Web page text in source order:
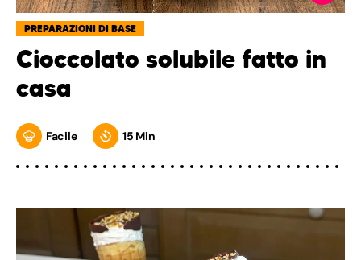
PREPARAZIONI DI BASE
Cioccolato solubile fatto in
casa
Facile 15 Min